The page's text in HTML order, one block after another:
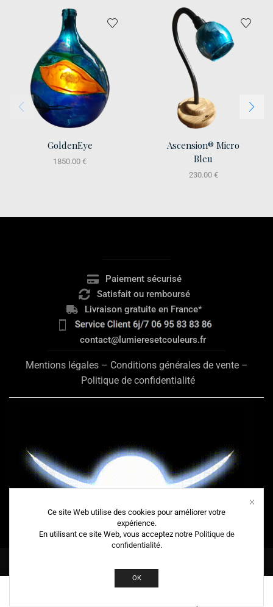
GoldenEye
1850.00 €
Ascension® Micro
Bleu
230.00 €
Paiement sécurisé
Satisfait ou remboursé
Livraison gratuite en France*
contact@lumieresetcouleurs.fr
Mentions légales– Conditions générales de vente–
Politique de confidentialité
Copyright © 2026Lumières et Couleurs.
Ce site Web utilise des cookies pour améliorer votre
expérience.
En utilisant ce site Web, vous acceptez notre Politique de
confidentialité.
OK